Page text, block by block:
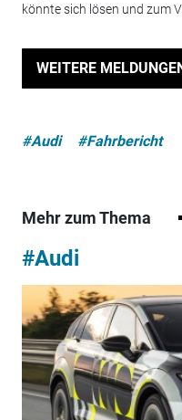
könnte sich lösen und zum
WEITERE
#Audi #Fahrbericht
Mehr zum Thema
#Audi